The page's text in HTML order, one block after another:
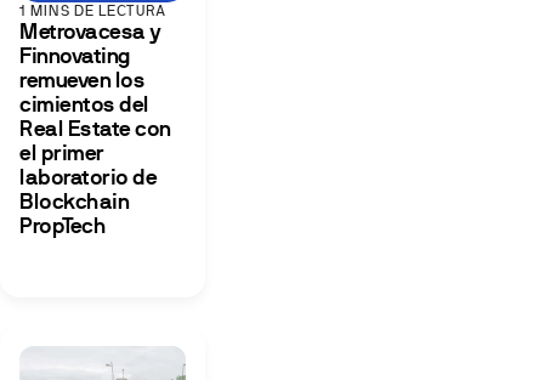
1 MINS DE LECTURA
Metrovacesa y
Finnovating
remueven los
cimientos del
Real Estate con
el primer
laboratorio de
Blockchain
PropTech